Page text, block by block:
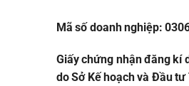
Mã số doanh nghiệp:
Giấy chứng nhận đăng kí
do Sở Kế hoạch và Đầu tư